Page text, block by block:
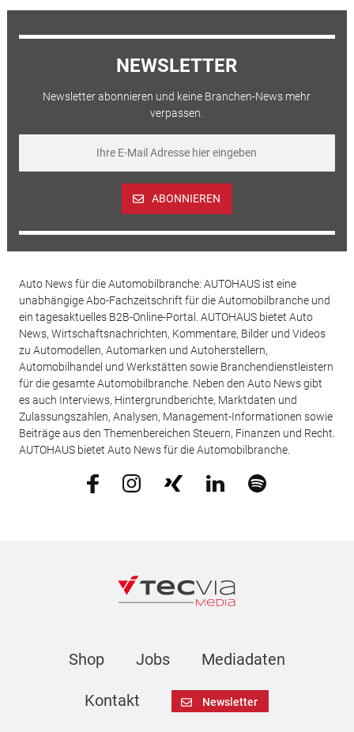
NEWSLETTER
Newsletter abonnieren und keine Branchen-News mehr
verpassen.
ABONNIEREN
Auto News für die Automobilbranche: AUTOHAUS ist eine
unabhängige Abo-Fachzeitschrift für die Automobilbranche und
ein tagesaktuelles B2B-Online-Portal. AUTOHAUS bietet Auto
News, Wirtschaftsnachrichten, Kommentare, Bilder und Videos
zu Automodellen, Automarken und Autoherstellern,
Automobilhandel und Werkstätten sowie Branchendienstleistern
für die gesamte Automobilbranche. Neben den Auto News gibt
es auch Interviews, Hintergrundberichte, Marktdaten und
Zulassungszahlen, Analysen, Management-Informationen sowie
Beiträge aus den Themenbereichen Steuern, Finanzen und Recht.
AUTOHAUS bietet Auto News für die Automobilbranche.
Shop Jobs Mediadaten
Kontakt Newsletter